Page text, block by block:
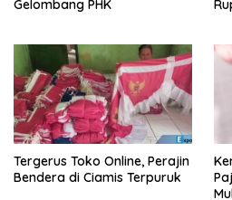
Gelombang PHK
Tergerus Toko Online, Perajin
Bendera di Ciamis Terpuruk